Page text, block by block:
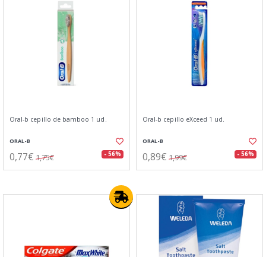
Oral-b cepillo de bamboo 1 ud.
ORAL-B
0,77€ 1,75€ - 56%
Oral-b cepillo eXceed 1 ud.
ORAL-B
0,89€ 1,99€ - 56%